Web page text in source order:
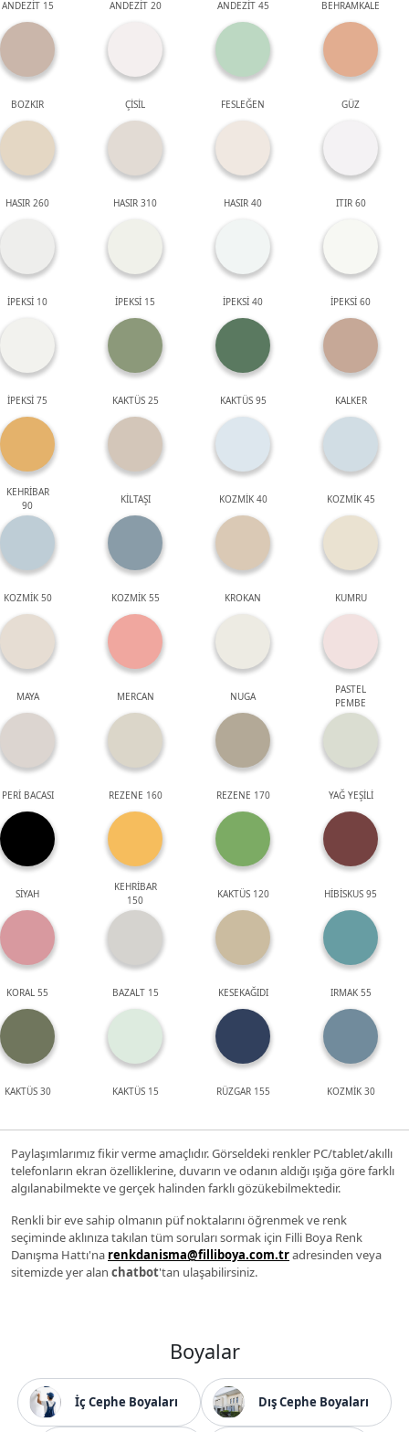
ANDEZİT 15 ANDEZİT 20 ANDEZİT 45 BEHRAMKALE
BOZKIR ÇİSİL FESLEĞEN GÜZ
HASIR 260 HASIR 310 HASIR 40 ITIR 60
İPEKSİ 10 İPEKSİ 15 İPEKSİ 40 İPEKSİ 60
İPEKSİ 75 KAKTÜS 25 KAKTÜS 95 KALKER
KEHRİBAR
90
KİLTAŞI KOZMİK 40 KOZMİK 45
KOZMİK 50 KOZMİK 55 KROKAN KUMRU
MAYA MERCAN NUGA
PASTEL
PEMBE
PERİ BACASI REZENE 160 REZENE 170 YAĞ YEŞİLİ
SİYAH
KEHRİBAR
150
KAKTÜS 120 HİBİSKUS 95
KORAL 55 BAZALT 15 KESEKAĞIDI IRMAK 55
KAKTÜS 30 KAKTÜS 15 RÜZGAR 155 KOZMİK 30
Paylaşımlarımız fikir verme amaçlıdır. Görseldeki renkler PC/tablet/akıllı
telefonların ekran özelliklerine, duvarın ve odanın aldığı ışığa göre farklı
algılanabilmekte ve gerçek halinden farklı gözükebilmektedir.
Renkli bir eve sahip olmanın püf noktalarını öğrenmek ve renk
seçiminde aklınıza takılan tüm soruları sormak için Filli Boya Renk
Danışma Hattı'na renkdanisma@filliboya.com.tradresinden veya
sitemizde yer alan chatbot'tan ulaşabilirsiniz.
Boyalar
İç Cephe Boyaları Dış Cephe Boyaları